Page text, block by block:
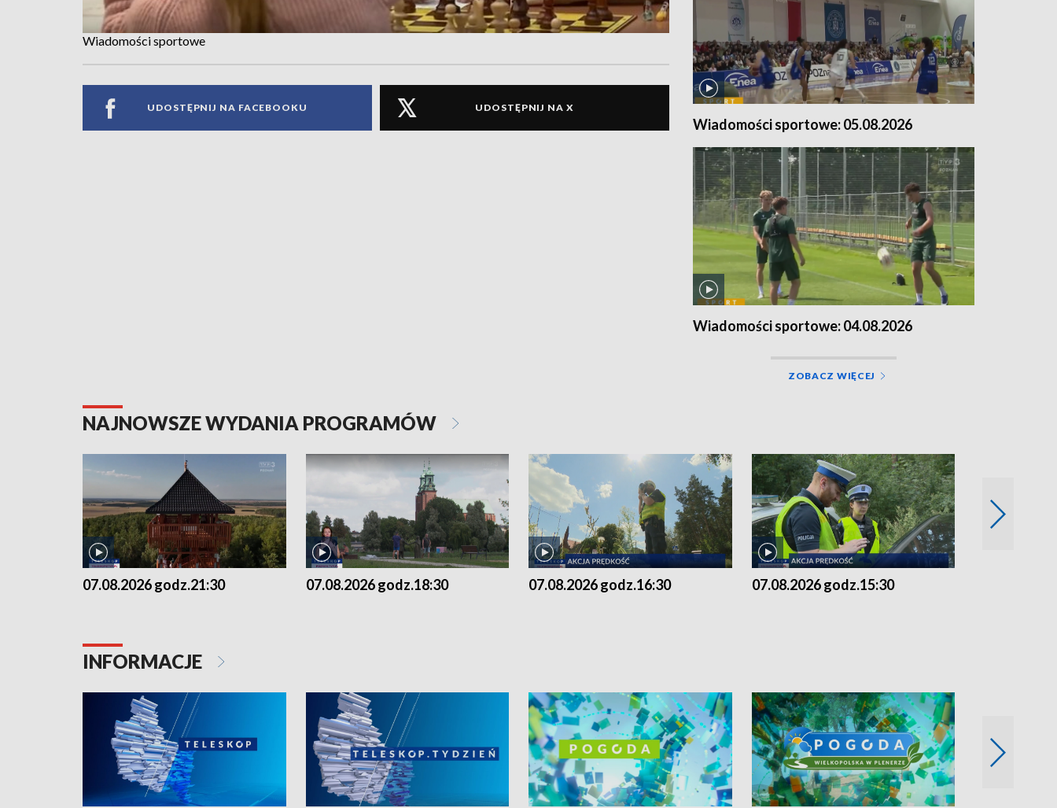
Wiadomości sportowe
UDOSTĘPNIJ NA FACEBOOKU UDOSTĘPNIJ NA X
Wiadomości sportowe: 05.08.2026
Wiadomości sportowe: 04.08.2026
ZOBACZ WIĘCEJ
NAJNOWSZE WYDANIA PROGRAMÓW
07.08.2026 godz.21:30 07.08.2026 godz.18:30 07.08.2026 godz.16:30 07.08.2026 godz.15:30
INFORMACJE